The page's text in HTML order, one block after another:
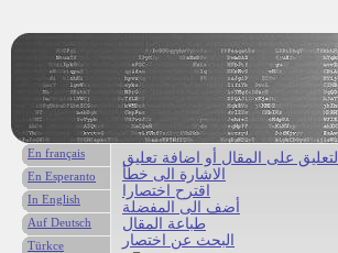
التعليق على المقال أو اضافة تعليق
الاشارة الى خطأ
اقترح اختصارا
أضف الى المفضلة
طباعة المقال
البحث عن اختصار
En français
En Esperanto
In English
Auf Deutsch
Türkce